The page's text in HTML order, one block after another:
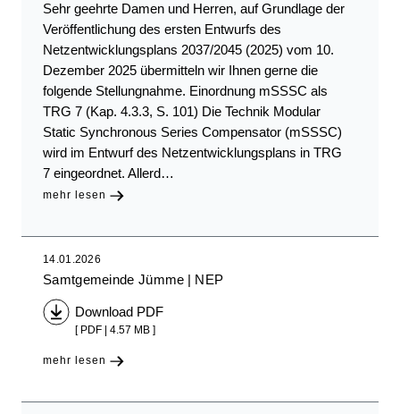
Sehr geehrte Damen und Herren, auf Grundlage der
Veröffentlichung des ersten Entwurfs des
Netzentwicklungsplans 2037/2045 (2025) vom 10.
Dezember 2025 übermitteln wir Ihnen gerne die
folgende Stellungnahme. Einordnung mSSSC als
TRG 7 (Kap. 4.3.3, S. 101) Die Technik Modular
Static Synchronous Series Compensator (mSSSC)
wird im Entwurf des Netzentwicklungsplans in TRG
7 eingeordnet. Allerd…
mehr lesen
14.01.2026
Samtgemeinde Jümme NEP
Download PDF
[ PDF | 4.57 MB ]
mehr lesen